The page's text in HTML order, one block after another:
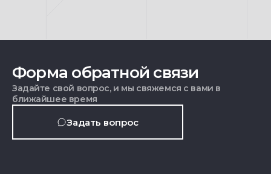
Форма обратной связи
Задайте свой вопрос, и мы свяжемся с вами в
ближайшее время
Задать вопрос